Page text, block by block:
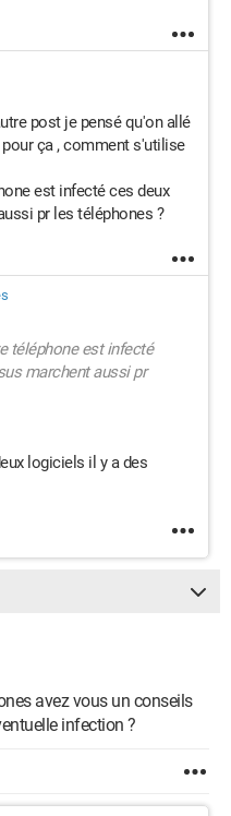
post je pensé qu'on allé
ça , comment s'utilise
est infecté ces deux
pr les téléphones ?
téléphone est infecté
marchent aussi pr
logiciels il y a des
avez vous un conseils
infection ?